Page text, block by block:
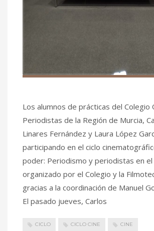
Los alumnos de prácticas del Colegio
Periodistas de la Región de Murcia,
Linares Fernández y Laura López
participando en el ciclo
poder: Periodismo y periodistas en el
organizado por el Colegio y la
gracias a la coordinación de Manuel
El pasado jueves, Carlos
CICLO CICLO CINE CINE